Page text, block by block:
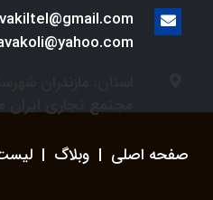
vakiltel@gmail.com
صفحه اصلی | وبلاگ |